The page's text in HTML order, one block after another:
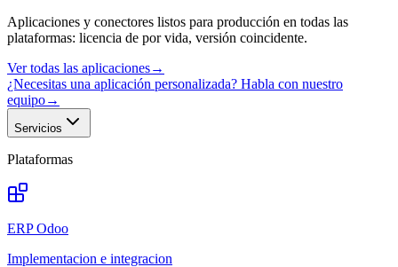
Aplicaciones y conectores listos para producción en todas las
plataformas: licencia de por vida, versión coincidente.
Ver todas las aplicaciones→
¿Necesitas una aplicación personalizada? Habla con nuestro
equipo→
Servicios
Plataformas
ERP Odoo
Implementacion e integracion